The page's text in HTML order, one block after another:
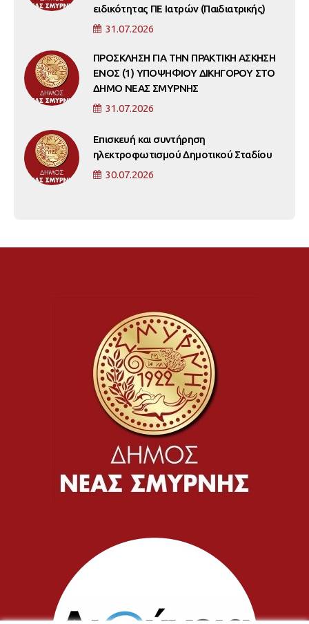
ειδικότητας ΠΕ Ιατρών (Παιδιατρικής)
31.07.2026
ΠΡΟΣΚΛΗΣΗ ΓΙΑ ΤΗΝ ΠΡΑΚΤΙΚΗ ΑΣΚΗΣΗ
ΕΝΟΣ (1) ΥΠΟΨΗΦΙΟΥ ΔΙΚΗΓΟΡΟΥ ΣΤΟ
ΔΗΜΟ ΝΕΑΣ ΣΜΥΡΝΗΣ
31.07.2026
Επισκευή και συντήρηση
ηλεκτροφωτισμού Δημοτικού Σταδίου
30.07.2026